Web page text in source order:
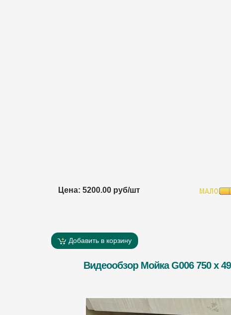
Цена: 5200.00 руб/шт
Добавить в корзину
Видеообзор Мойка G006 750 х